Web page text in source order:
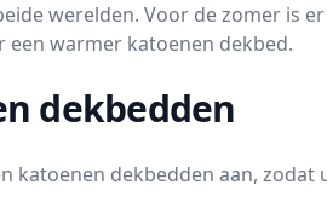
werelden. Voor de zomer is
een warmer katoenen dekbed.
dekbedden
katoenen dekbedden aan, zodat